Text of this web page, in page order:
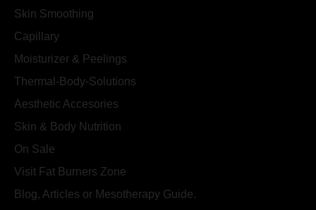
Skin Smoothing
Capillary
Moisturizer & Peelings
Thermal-Body-Solutions
Aesthetic Accesories
Skin & Body Nutrition
On Sale
Visit Fat Burners Zone
Blog, Articles or Mesotherapy Guide.